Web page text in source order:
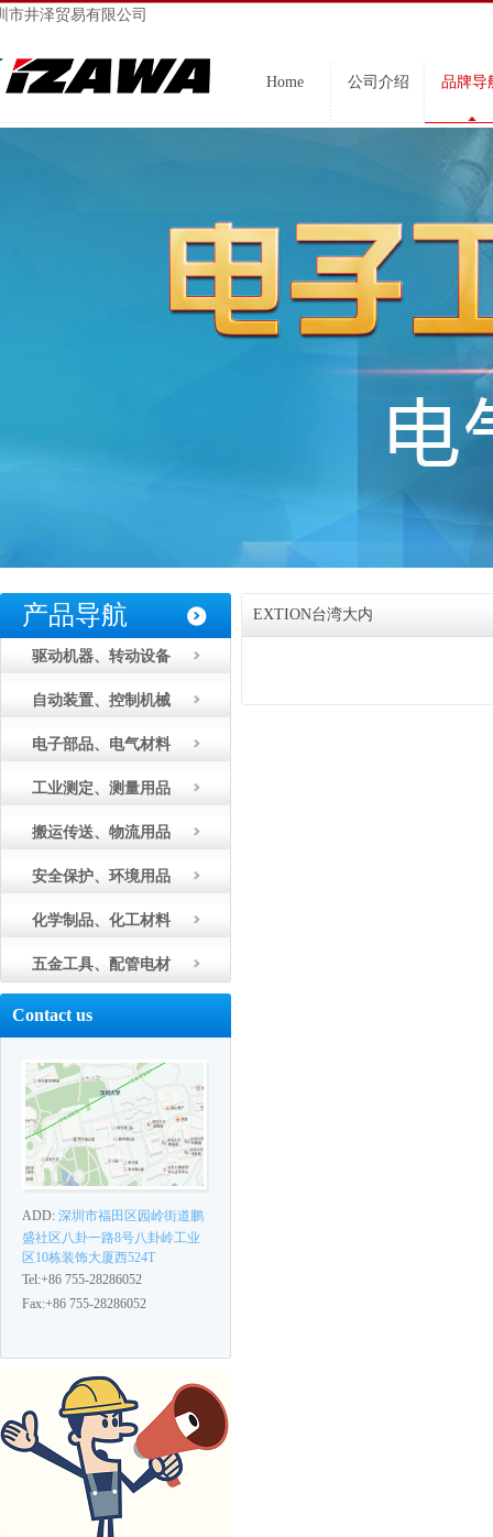
市井泽贸易有限公司
Home 公司介绍 品牌导
产品导航
驱动机器、转动设备
自动装置、控制机械
电子部品、电气材料
工业测定、测量用品
搬运传送、物流用品
安全保护、环境用品
化学制品、化工材料
五金工具、配管电材
Contact us
ADD: 深圳市福田区园岭街道鹏
盛社区八卦一路8号八卦岭工业
区10栋装饰大厦西524T
Tel:+86 755-28286052
Fax:+86 755-28286052
EXTION台湾大内